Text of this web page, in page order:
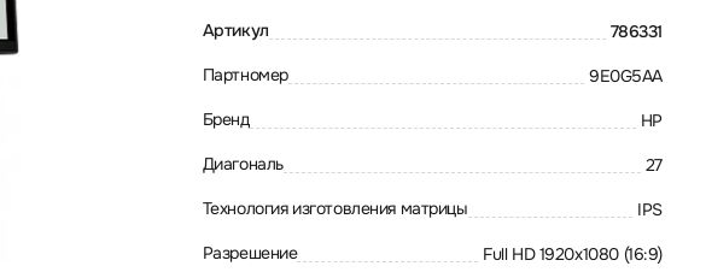
Артикул 786331
Партномер 9E0G5AA
Бренд HP
Диагональ 27
Технология изготовления матрицы IPS
Разрешение Full HD 1920x1080 (16:9)